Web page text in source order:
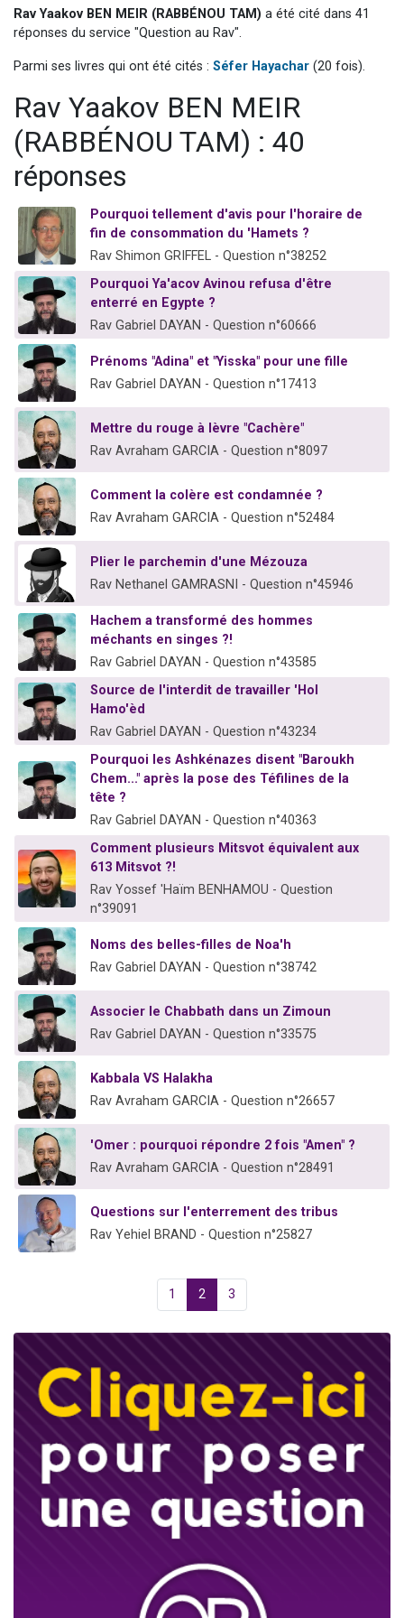
Il reste 49 places pour étudier en groupe sur Zoom
Eva vient de donner son Maasser
4 personnes viennent de nous rejoindre sur WhatsApp
Rav Yaakov BEN MEIR (RABBÉNOU TAM) a été cité dans 41
réponses du service "Question au Rav".
Parmi ses livres qui ont été cités : Séfer Hayachar (20 fois).
Rav Yaakov BEN MEIR
(RABBÉNOU TAM) : 40
réponses
Pourquoi tellement d'avis pour l'horaire de
fin de consommation du 'Hamets ?
Rav Shimon GRIFFEL - Question n°38252
Pourquoi Ya'acov Avinou refusa d'être
enterré en Egypte ?
Rav Gabriel DAYAN - Question n°60666
Prénoms "Adina" et "Yisska" pour une fille
Rav Gabriel DAYAN - Question n°17413
Mettre du rouge à lèvre "Cachère"
Rav Avraham GARCIA - Question n°8097
Comment la colère est condamnée ?
Rav Avraham GARCIA - Question n°52484
Plier le parchemin d'une Mézouza
Rav Nethanel GAMRASNI - Question n°45946
Hachem a transformé des hommes
méchants en singes ?!
Rav Gabriel DAYAN - Question n°43585
Source de l'interdit de travailler 'Hol
Hamo'èd
Rav Gabriel DAYAN - Question n°43234
Pourquoi les Ashkénazes disent "Baroukh
Chem..." après la pose des Téfilines de la
tête ?
Rav Gabriel DAYAN - Question n°40363
Comment plusieurs Mitsvot équivalent aux
613 Mitsvot ?!
Rav Yossef 'Haïm BENHAMOU - Question
n°39091
Noms des belles-filles de Noa'h
Rav Gabriel DAYAN - Question n°38742
Associer le Chabbath dans un Zimoun
Rav Gabriel DAYAN - Question n°33575
Kabbala VS Halakha
Rav Avraham GARCIA - Question n°26657
'Omer : pourquoi répondre 2 fois "Amen" ?
Rav Avraham GARCIA - Question n°28491
Questions sur l'enterrement des tribus
Rav Yehiel BRAND - Question n°25827
1 2 3